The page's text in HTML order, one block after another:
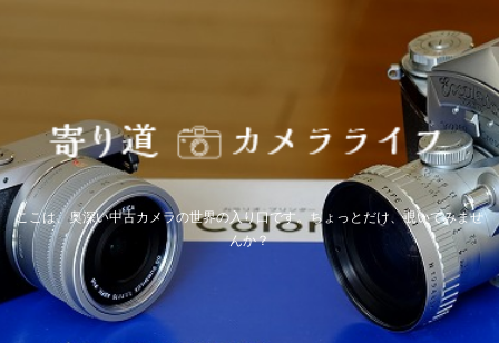
ここは、奥深い中古カメラの世界の入り口です。ちょっとだけ、覗いてみませ
んか？